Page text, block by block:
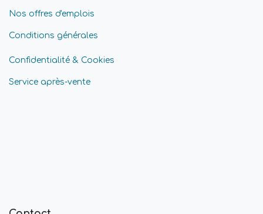
Nos offres d'emplois
Conditions générales
Confidentialité & Cookies
Service après-vente